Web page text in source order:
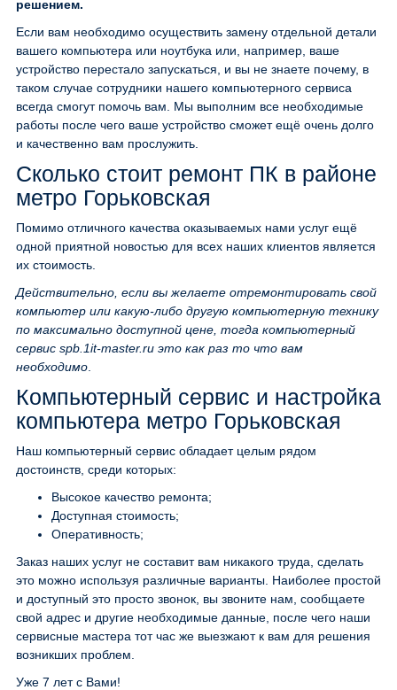
решением.
Если вам необходимо осуществить замену отдельной детали
вашего компьютера или ноутбука или, например, ваше
устройство перестало запускаться, и вы не знаете почему, в
таком случае сотрудники нашего компьютерного сервиса
всегда смогут помочь вам. Мы выполним все необходимые
работы после чего ваше устройство сможет ещё очень долго
и качественно вам прослужить.
Сколько стоит ремонт ПК в районе
метро Горьковская
Помимо отличного качества оказываемых нами услуг ещё
одной приятной новостью для всех наших клиентов является
их стоимость.
Действительно, если вы желаете отремонтировать свой
компьютер или какую-либо другую компьютерную технику
по максимально доступной цене, тогда компьютерный
сервис spb.1it-master.ru это как раз то что вам
необходимо
Компьютерный сервис и настройка
компьютера метро Горьковская
Наш компьютерный сервис обладает целым рядом
достоинств, среди которых:
Высокое качество ремонта;
Доступная стоимость;
Оперативность;
Заказ наших услуг не составит вам никакого труда, сделать
это можно используя различные варианты. Наиболее простой
и доступный это просто звонок, вы звоните нам, сообщаете
свой адрес и другие необходимые данные, после чего наши
сервисные мастера тот час же выезжают к вам для решения
возникших проблем.
Уже 7 лет с Вами!